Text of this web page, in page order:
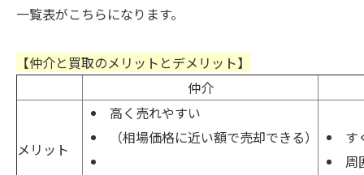
一覧表がこちらになります。
【仲介と買取のメリットとデメリット】
仲介
メリット
高く売れやすい
（相場価格に近い額で売却できる）
す
周